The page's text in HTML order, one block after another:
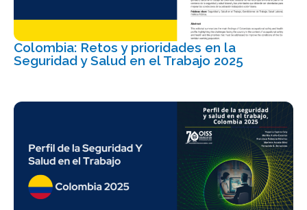
Colombia: Retos y prioridades en la
Seguridad y Salud en el Trabajo 2025